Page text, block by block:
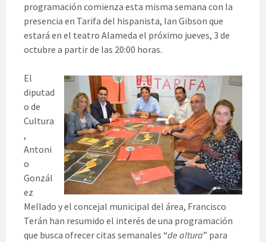
programación comienza esta misma semana con la
presencia en Tarifa del hispanista, Ian Gibson que
estará en el teatro Alameda el próximo jueves, 3 de
octubre a partir de las 20:00 horas.
El
diputad
o de
Cultura
,
Antoni
o
Gonzál
ez
Mellado y el concejal municipal del área, Francisco
Terán han resumido el interés de una programación
que busca ofrecer citas semanales “de altura” para